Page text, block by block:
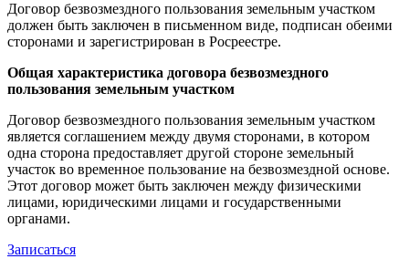
Договор безвозмездного пользования земельным участком
должен быть заключен в письменном виде, подписан обеими
сторонами и зарегистрирован в Росреестре.
Общая характеристика договора безвозмездного
пользования земельным участком
Договор безвозмездного пользования земельным участком
является соглашением между двумя сторонами, в котором
одна сторона предоставляет другой стороне земельный
участок во временное пользование на безвозмездной основе.
Этот договор может быть заключен между физическими
лицами, юридическими лицами и государственными
органами.
Записаться